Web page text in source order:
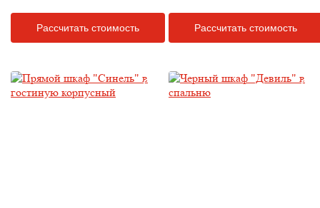
Рассчитать стоимость Рассчитать стоимость